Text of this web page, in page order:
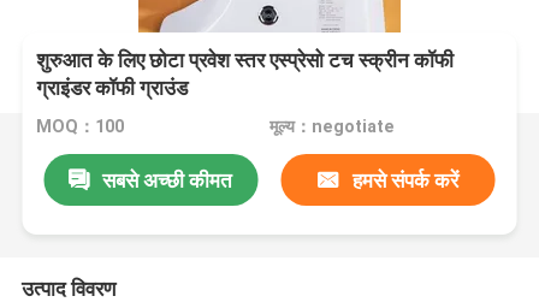
शुरुआत के लिए छोटा प्रवेश स्तर एस्प्रेसो टच स्क्रीन कॉफी
ग्राइंडर कॉफी ग्राउंड
MOQ：100 मूल्य：negotiate
सबसे अच्छी कीमत हमसे संपर्क करें
उत्पाद विवरण